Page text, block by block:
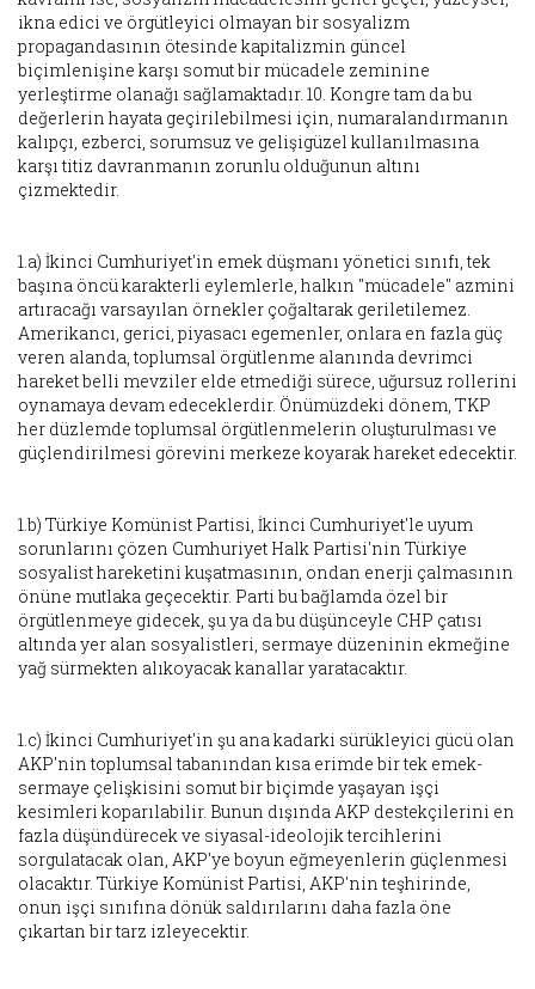
ikna edici ve örgütleyici olmayan bir sosyalizm
propagandasının ötesinde kapitalizmin güncel
biçimlenişine karşı somut bir mücadele zeminine
yerleştirme olanağı sağlamaktadır. 10. Kongre tam da bu
değerlerin hayata geçirilebilmesi için, numaralandırmanın
kalıpçı, ezberci, sorumsuz ve gelişigüzel kullanılmasına
karşı titiz davranmanın zorunlu olduğunun altını
çizmektedir.
1.a) İkinci Cumhuriyet'in emek düşmanı yönetici sınıfı, tek
başına öncü karakterli eylemlerle, halkın "mücadele" azmini
artıracağı varsayılan örnekler çoğaltarak geriletilemez.
Amerikancı, gerici, piyasacı egemenler, onlara en fazla güç
veren alanda, toplumsal örgütlenme alanında devrimci
hareket belli mevziler elde etmediği sürece, uğursuz rollerini
oynamaya devam edeceklerdir. Önümüzdeki dönem, TKP
her düzlemde toplumsal örgütlenmelerin oluşturulması ve
güçlendirilmesi görevini merkeze koyarak hareket edecektir.
1.b) Türkiye Komünist Partisi, İkinci Cumhuriyet'le uyum
sorunlarını çözen Cumhuriyet Halk Partisi'nin Türkiye
sosyalist hareketini kuşatmasının, ondan enerji çalmasının
önüne mutlaka geçecektir. Parti bu bağlamda özel bir
örgütlenmeye gidecek, şu ya da bu düşünceyle CHP çatısı
altında yer alan sosyalistleri, sermaye düzeninin ekmeğine
yağ sürmekten alıkoyacak kanallar yaratacaktır.
1.c) İkinci Cumhuriyet'in şu ana kadarki sürükleyici gücü olan
AKP'nin toplumsal tabanından kısa erimde bir tek emek-
sermaye çelişkisini somut bir biçimde yaşayan işçi
kesimleri koparılabilir. Bunun dışında AKP destekçilerini en
fazla düşündürecek ve siyasal-ideolojik tercihlerini
sorgulatacak olan, AKP'ye boyun eğmeyenlerin güçlenmesi
olacaktır. Türkiye Komünist Partisi, AKP'nin teşhirinde,
onun işçi sınıfına dönük saldırılarını daha fazla öne
çıkartan bir tarz izleyecektir.